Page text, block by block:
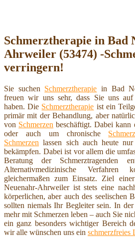
Schmerztherapie in Bad
Ahrweiler (53474) -
verringern!
Sie suchen Schmerztherapie in Bad
freuen wir uns sehr, dass Sie uns auf
haben. Die Schmerztherapie ist ein
primär mit der Behandlung, aber
von Schmerzen beschäftigt. Dabei kann
oder auch um chronische
Schmerzen lassen sich auch heute
bekämpfen. Dabei ist vor allem die
Beratung der Schmerztragenden
Alternativmedizinische Verfahren
gleichermaßen zum Einsatz. Ziel einer
Neuenahr-Ahrweiler ist stets eine
körperlichen, aber auch des seelischen
sollten niemals Ihr Begleiter sein. In
mehr mit Schmerzen leben – auch Sie
ein ganz besonders wichtiger Bereich
wir alle wünschen uns ein schmerzfreies